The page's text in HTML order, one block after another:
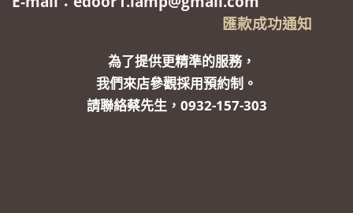
匯款成功通知
為了提供更精準的服務，
我們來店參觀採用預約制。
請聯絡蔡先生，0932-157-303